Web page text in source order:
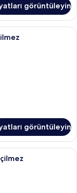
görüntüleyin
yatak, odada kasa,
görüntüleyin
yatak, odada kasa,